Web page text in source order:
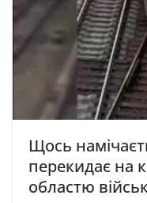
Щось
перекидає на
областю